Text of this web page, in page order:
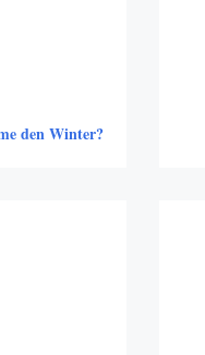
den Winter?